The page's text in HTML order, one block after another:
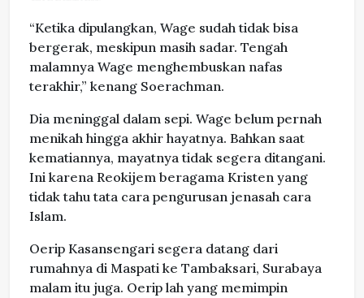
“Ketika dipulangkan, Wage sudah tidak bisa
bergerak, meskipun masih sadar. Tengah
malamnya Wage menghembuskan nafas
terakhir,” kenang Soerachman.
Dia meninggal dalam sepi. Wage belum pernah
menikah hingga akhir hayatnya. Bahkan saat
kematiannya, mayatnya tidak segera ditangani.
Ini karena Reokijem beragama Kristen yang
tidak tahu tata cara pengurusan jenasah cara
Islam.
Oerip Kasansengari segera datang dari
rumahnya di Maspati ke Tambaksari, Surabaya
malam itu juga. Oerip lah yang memimpin